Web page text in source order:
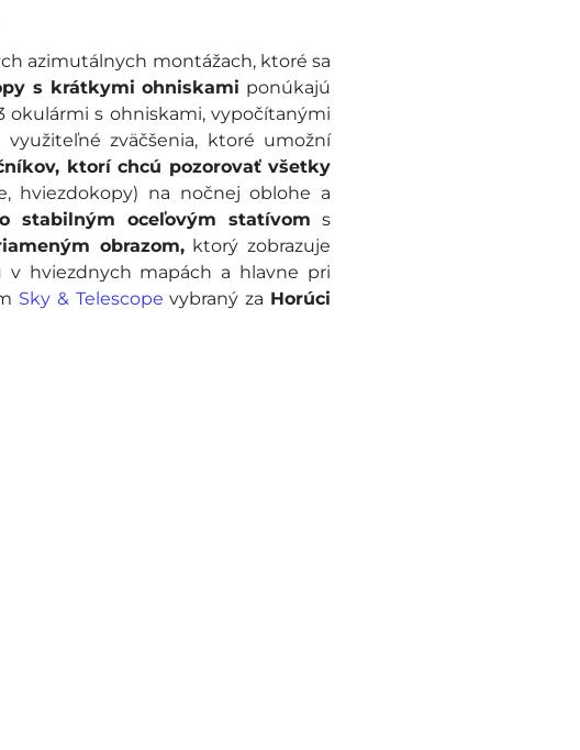
azimutálnych montážach, ktoré sa
s krátkymi ohniskami ponúkajú
okulármi s ohniskami, vypočítanými
zväčšenia, ktoré umožní
ktorí chcú pozorovať všetky
hviezdokopy) na nočnej oblohe a
stabilným oceľovým statívom s
obrazom,ktorý zobrazuje
v hviezdnych mapách a hlavne pri
Sky & Telescope vybraný za Horúci